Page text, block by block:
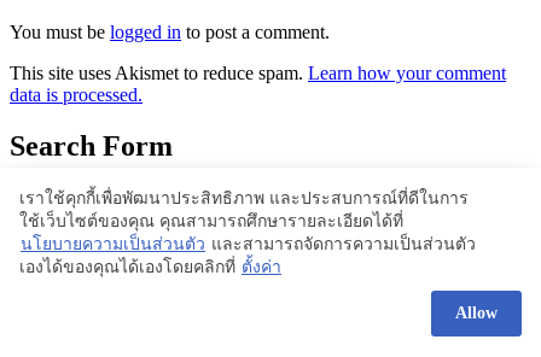
You must be logged in to post a comment.
This site uses Akismet to reduce spam. Learn how your comment
data is processed.
Search Form
Proudly powered by WordPress | Theme: BlogStyle
เราใช้คุกกี้เพื่อพัฒนาประสิทธิภาพ และประสบการณ์ที่ดีในการ
ใช้เว็บไซต์ของคุณ คุณสามารถศึกษารายละเอียดได้ที่
นโยบายความเป็นส่วนตัว และสามารถจัดการความเป็นส่วนตัว
เองได้ของคุณได้เองโดยคลิกที่ ตั้งค่า
Allow